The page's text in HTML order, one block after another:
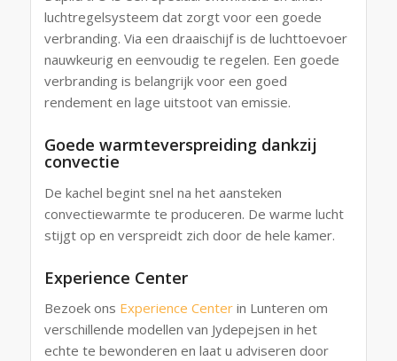
luchtregelsysteem dat zorgt voor een goede
verbranding. Via een draaischijf is de luchttoevoer
nauwkeurig en eenvoudig te regelen. Een goede
verbranding is belangrijk voor een goed
rendement en lage uitstoot van emissie.
Goede warmteverspreiding dankzij
convectie
De kachel begint snel na het aansteken
convectiewarmte te produceren. De warme lucht
stijgt op en verspreidt zich door de hele kamer.
Experience Center
Bezoek ons Experience Centerin Lunteren om
verschillende modellen van Jydepejsen in het
echte te bewonderen en laat u adviseren door